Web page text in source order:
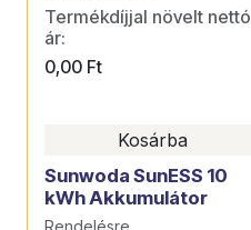
Termékdíjjal növelt nettó
ár:
0,00 Ft
Sunwoda SunESS 10
kWh Akkumulátor
Kosárba